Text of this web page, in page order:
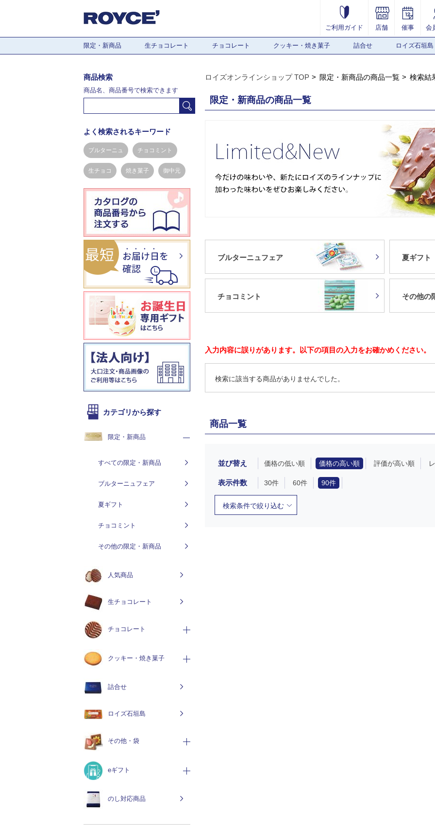
ご利用ガイド 店舗 催事 会
限定・新商品 生チョコレート チョコレート クッキー・焼き菓子 詰合せ ロイズ石垣島
ロイズオンラインショップ TOP 限定・新商品の商品一覧 検索結
限定・新商品の商品一覧
ブルターニュフェア 夏ギフト
チョコミント その他の
入力内容に誤りがあります。以下の項目の入力をお確かめください。
検索に該当する商品がありませんでした。
商品一覧
並び替え 価格の低い順 価格の高い順 評価が高い順
表示件数 30件 60件 90件
検索条件で絞り込む
商品検索
商品名、商品番号で検索できます
よく検索されるキーワード
ブルターニュ チョコミント
生チョコ 焼き菓子 御中元
カテゴリから探す
限定・新商品
すべての限定・新商品
ブルターニュフェア
夏ギフト
チョコミント
その他の限定・新商品
人気商品
生チョコレート
チョコレート
クッキー・焼き菓子
詰合せ
ロイズ石垣島
その他・袋
eギフト
のし対応商品